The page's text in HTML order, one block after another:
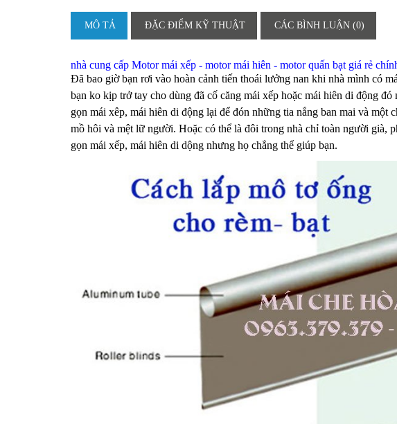
MÔ TẢ ĐẶC ĐIỂM KỸ THUẬT CÁC BÌNH LUẬN (0)
nhà cung cấp Motor mái xếp - motor mái hiên - motor quấn bạt giá rẻ
Đã bao giờ bạn rơi vào hoàn cảnh tiến thoái lưởng nan khi nhà mình có
bạn ko kịp trở tay cho dùng đã cố căng mái xếp hoặc mái hiên di động
gọn mái xêp, mái hiên di động lại để đón những tia nắng ban mai và
mồ hôi và mệt lữ người. Hoặc có thể là đôi trong nhà chỉ toàn người già,
gọn mái xếp, mái hiên di dộng nhưng họ chẳng thể giúp bạn.